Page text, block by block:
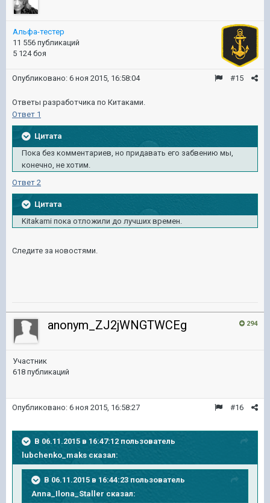
Альфа-тестер
11 556 публикаций
5 124 боя
#15
Опубликовано: 6 ноя 2015, 16:58:04
Ответы разработчика по Китаками.
Ответ 1
Цитата
Пока без комментариев, но придавать его забвению мы,
конечно, не хотим.
Ответ 2
Цитата
Kitakami пока отложили до лучших времен.
Следите за новостями.
294
anonym_ZJ2jWNGTWCEg
Участник
618 публикаций
#16
Опубликовано: 6 ноя 2015, 16:58:27
В 06.11.2015 в 16:47:12 пользователь
lubchenko_maks сказал:
В 06.11.2015 в 16:44:23 пользователь
Anna_Ilona_Staller сказал: